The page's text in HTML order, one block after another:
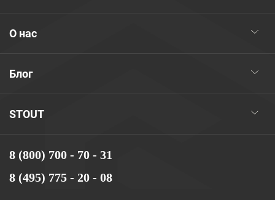
8 (800) 700 - 70 - 31
8 (495) 775 - 20 - 08
STOUT
Блог
О нас